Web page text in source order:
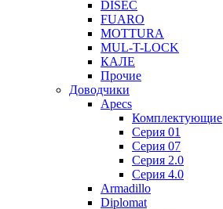
DISEC
FUARO
MOTTURA
MUL-T-LOCK
КАЛЕ
Прочие
Доводчики
Apecs
Комплектующие
Серия 01
Серия 07
Серия 2.0
Серия 4.0
Armadillo
Diplomat